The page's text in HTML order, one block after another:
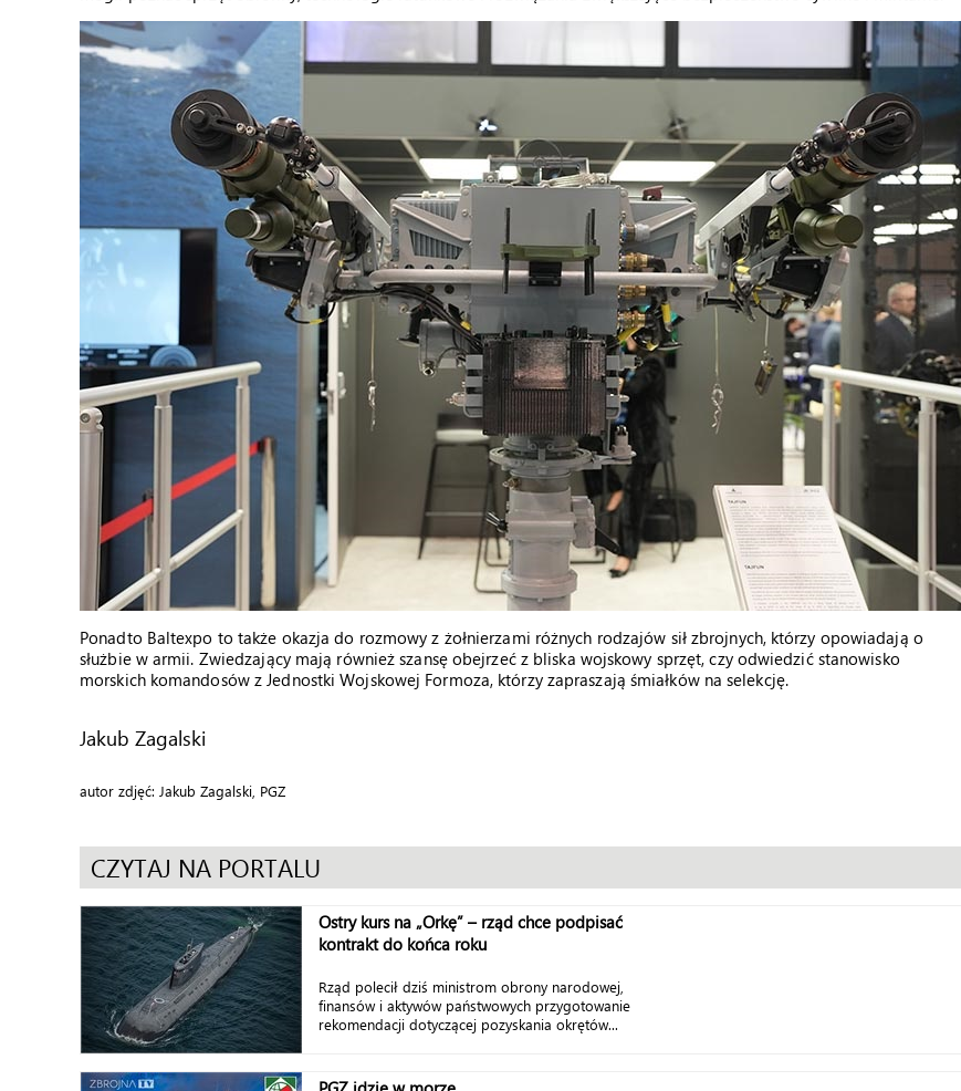
Ponadto Baltexpo to także okazja do rozmowy z żołnierzami różnych rodzajów sił zbrojnych, którzy opowiadają o
służbie w armii. Zwiedzający mają również szansę obejrzeć z bliska wojskowy sprzęt, czy odwiedzić stanowisko
morskich komandosów z Jednostki Wojskowej Formoza, którzy zapraszają śmiałków na selekcję.
Jakub Zagalski
autor zdjęć: Jakub Zagalski, PGZ
CZYTAJ NA PORTALU
Ostry kurs na „Orkę” – rząd chce podpisać
kontrakt do końca roku
Rząd polecił dziś ministrom obrony narodowej,
finansów i aktywów państwowych przygotowanie
rekomendacji dotyczącej pozyskania okrętów...